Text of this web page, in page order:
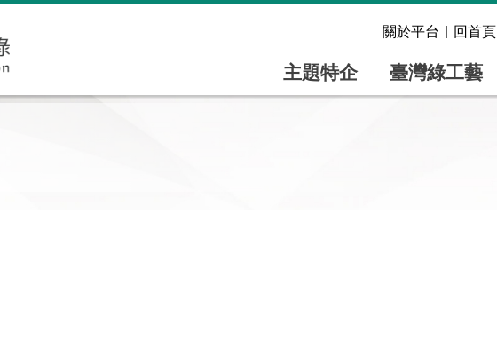
關於平台 回首頁
主題特企 臺灣綠工藝